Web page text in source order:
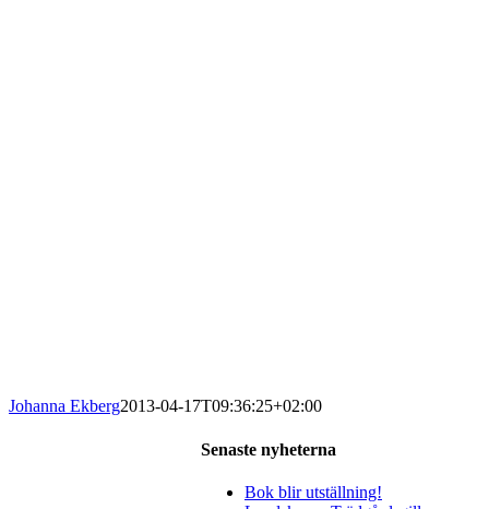
Johanna Ekberg2013-04-17T09:36:25+02:00
Senaste nyheterna
Bok blir utställning!